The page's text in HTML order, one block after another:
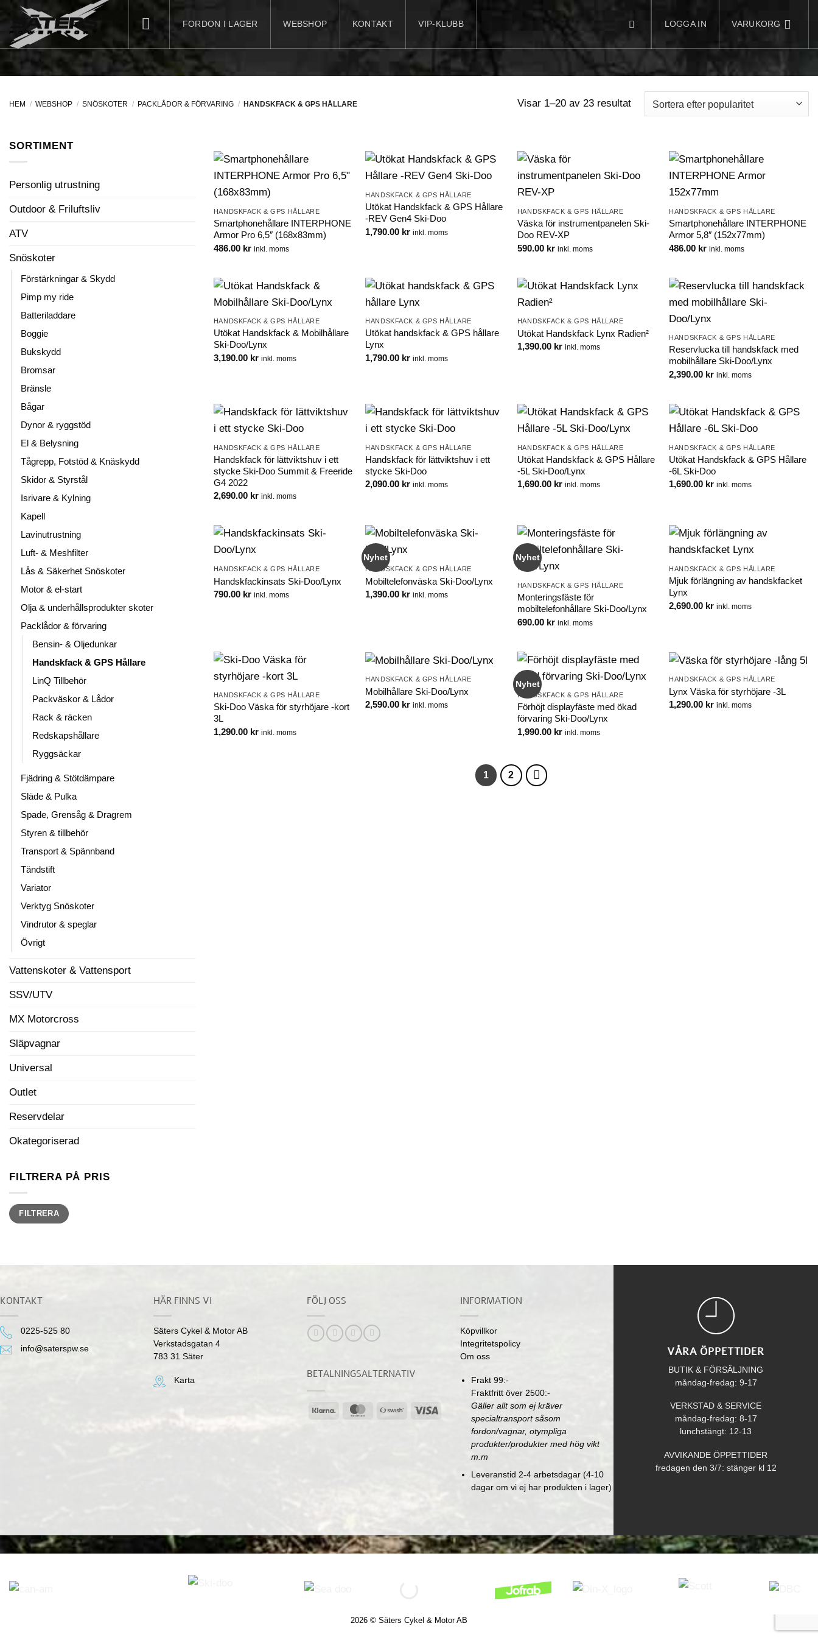
to
content
FORDON I LAGER WEBSHOP KONTAKT VIP-KLUBB LOGGA IN VARUKORG
HEM / WEBSHOP / SNÖSKOTER / PACKLÅDOR & FÖRVARING / HANDSKFACK & GPS HÅLLARE Visar 1–20 av 23 resultatSortera
efter
SORTIMENT
Personlig utrustning
Outdoor & Friluftsliv
ATV
Snöskoter
Förstärkningar & Skydd
Pimp my ride
Batteriladdare
Boggie
Bukskydd
Bromsar
Bränsle
Bågar
Dynor & ryggstöd
El & Belysning
Tågrepp, Fotstöd & Knäskydd
Skidor & Styrstål
Isrivare & Kylning
Kapell
Lavinutrustning
Luft- & Meshfilter
Lås & Säkerhet Snöskoter
Motor & el-start
Olja & underhållsprodukter skoter
Packlådor & förvaring
Bensin- & Oljedunkar
Handskfack & GPS Hållare
LinQ Tillbehör
Packväskor & Lådor
Rack & räcken
Redskapshållare
Ryggsäckar
Fjädring & Stötdämpare
Släde & Pulka
Spade, Grensåg & Dragrem
Styren & tillbehör
Transport & Spännband
Tändstift
Variator
Verktyg Snöskoter
Vindrutor & speglar
Övrigt
Vattenskoter & Vattensport
SSV/UTV
MX Motorcross
Släpvagnar
Universal
Outlet
Reservdelar
Okategoriserad
FILTRERA PÅ PRIS
Min
pris
Max
prisFILTRERA
HANDSKFACK & GPS HÅLLARE
Smartphonehållare INTERPHONE
Armor Pro 6,5″ (168x83mm)
486.00 kr inkl. moms
HANDSKFACK & GPS HÅLLARE
Utökat Handskfack & GPS Hållare
-REV Gen4 Ski-Doo
1,790.00 kr inkl. moms
HANDSKFACK & GPS HÅLLARE
Väska för instrumentpanelen Ski-
Doo REV-XP
590.00 kr inkl. moms
HANDSKFACK & GPS HÅLLARE
Smartphonehållare INTERPHONE
Armor 5,8″ (152x77mm)
486.00 kr inkl. moms
HANDSKFACK & GPS HÅLLARE
Utökat Handskfack & Mobilhållare
Ski-Doo/Lynx
3,190.00 kr inkl. moms
HANDSKFACK & GPS HÅLLARE
Utökat handskfack & GPS hållare
Lynx
1,790.00 kr inkl. moms
HANDSKFACK & GPS HÅLLARE
Utökat Handskfack Lynx Radien²
1,390.00 kr inkl. moms
HANDSKFACK & GPS HÅLLARE
Reservlucka till handskfack med
mobilhållare Ski-Doo/Lynx
2,390.00 kr inkl. moms
HANDSKFACK & GPS HÅLLARE
Handskfack för lättviktshuv i ett
stycke Ski-Doo Summit & Freeride
G4 2022
2,690.00 kr inkl. moms
HANDSKFACK & GPS HÅLLARE
Handskfack för lättviktshuv i ett
stycke Ski-Doo
2,090.00 kr inkl. moms
HANDSKFACK & GPS HÅLLARE
Utökat Handskfack & GPS Hållare
-5L Ski-Doo/Lynx
1,690.00 kr inkl. moms
HANDSKFACK & GPS HÅLLARE
Utökat Handskfack & GPS Hållare
-6L Ski-Doo
1,690.00 kr inkl. moms
HANDSKFACK & GPS HÅLLARE
Handskfackinsats Ski-Doo/Lynx
790.00 kr inkl. moms
Nyhet
HANDSKFACK & GPS HÅLLARE
Mobiltelefonväska Ski-Doo/Lynx
1,390.00 kr inkl. moms
Nyhet
HANDSKFACK & GPS HÅLLARE
Monteringsfäste för
mobiltelefonhållare Ski-Doo/Lynx
690.00 kr inkl. moms
HANDSKFACK & GPS HÅLLARE
Mjuk förlängning av handskfacket
Lynx
2,690.00 kr inkl. moms
HANDSKFACK & GPS HÅLLARE
Ski-Doo Väska för styrhöjare -kort
3L
1,290.00 kr inkl. moms
HANDSKFACK & GPS HÅLLARE
Mobilhållare Ski-Doo/Lynx
2,590.00 kr inkl. moms
Nyhet
HANDSKFACK & GPS HÅLLARE
Förhöjt displayfäste med ökad
förvaring Ski-Doo/Lynx
1,990.00 kr inkl. moms
HANDSKFACK & GPS HÅLLARE
Lynx Väska för styrhöjare -3L
1,290.00 kr inkl. moms
1 2
KONTAKT
0225-525 80
info@saterspw.se
HÄR FINNS VI
Säters Cykel & Motor AB
Verkstadsgatan 4
783 31 Säter
Karta
FÖLJ OSS
BETALNINGSALTERNATIV
Klarna MasterCardSwish
(SE)
INFORMATION
Köpvillkor
Integritetspolicy
Om oss
Frakt 99:-
Fraktfritt över 2500:-
Gäller allt som ej kräver
specialtransport såsom
fordon/vagnar, otympliga
produkter/produkter med hög vikt
m.m
Leveranstid 2-4 arbetsdagar (4-10
dagar om vi ej har produkten i lager)
VÅRA ÖPPETTIDER
BUTIK & FÖRSÄLJNING
måndag-fredag: 9-17
VERKSTAD & SERVICE
måndag-fredag: 8-17
lunchstängt: 12-13
AVVIKANDE ÖPPETTIDER
fredagen den 3/7: stänger kl 12
2026 © Säters Cykel & Motor AB